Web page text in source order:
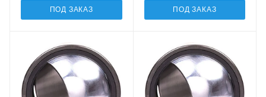
ПОД ЗАКАЗ ПОД ЗАКАЗ